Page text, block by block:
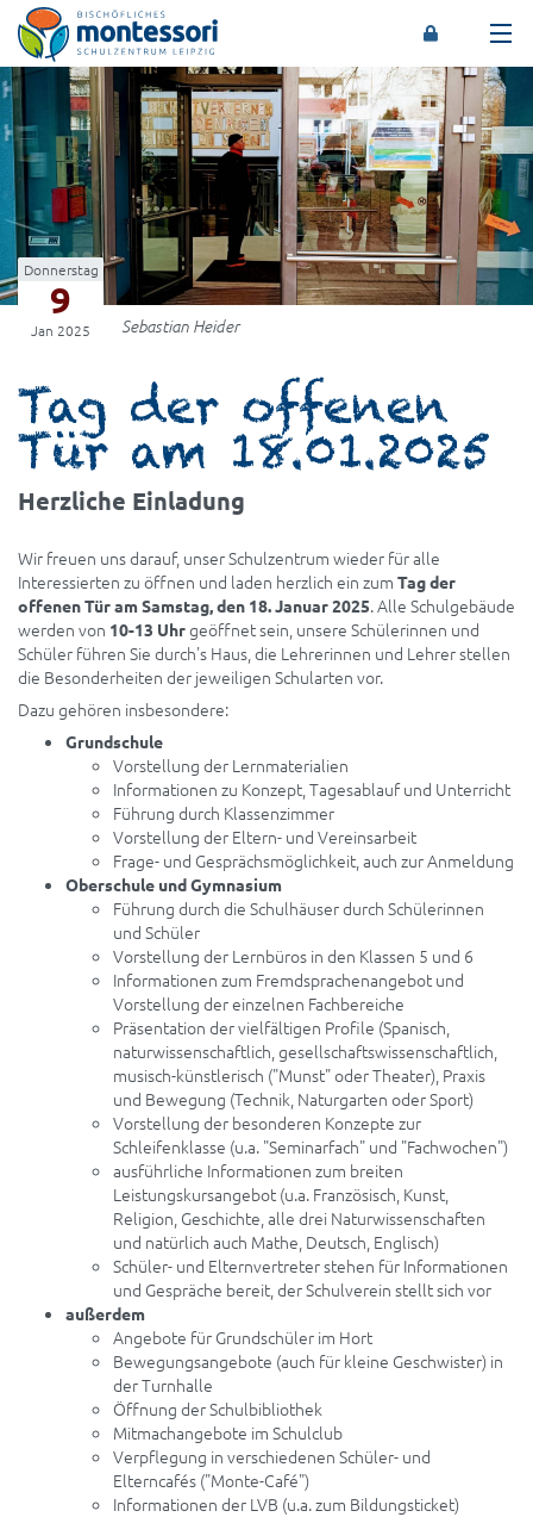
Montessori-Schulzentrum Leipzig
Donnerstag
9
Jan 2025 Sebastian Heider
Tag der offenen
Tür am 18.01.2025
Herzliche Einladung
Wir freuen uns darauf, unser Schulzentrum wieder für alle
Interessierten zu öffnen und laden herzlich ein zum Tag der
offenen Tür am Samstag, den 18. Januar 2025. Alle Schulgebäude
werden von 10-13 Uhrgeöffnet sein, unsere Schülerinnen und
Schüler führen Sie durch's Haus, die Lehrerinnen und Lehrer stellen
die Besonderheiten der jeweiligen Schularten vor.
Dazu gehören insbesondere:
Grundschule
Vorstellung der Lernmaterialien
Informationen zu Konzept, Tagesablauf und Unterricht
Führung durch Klassenzimmer
Vorstellung der Eltern- und Vereinsarbeit
Frage- und Gesprächsmöglichkeit, auch zur Anmeldung
Oberschule und Gymnasium
Führung durch die Schulhäuser durch Schülerinnen
und Schüler
Vorstellung der Lernbüros in den Klassen 5 und 6
Informationen zum Fremdsprachenangebot und
Vorstellung der einzelnen Fachbereiche
Präsentation der vielfältigen Profile (Spanisch,
naturwissenschaftlich, gesellschaftswissenschaftlich,
musisch-künstlerisch ("Munst" oder Theater), Praxis
und Bewegung (Technik, Naturgarten oder Sport)
Vorstellung der besonderen Konzepte zur
Schleifenklasse (u.a. "Seminarfach" und "Fachwochen")
ausführliche Informationen zum breiten
Leistungskursangebot (u.a. Französisch, Kunst,
Religion, Geschichte, alle drei Naturwissenschaften
und natürlich auch Mathe, Deutsch, Englisch)
Schüler- und Elternvertreter stehen für Informationen
und Gespräche bereit, der Schulverein stellt sich vor
außerdem
Angebote für Grundschüler im Hort
Bewegungsangebote (auch für kleine Geschwister) in
der Turnhalle
Öffnung der Schulbibliothek
Mitmachangebote im Schulclub
Verpflegung in verschiedenen Schüler- und
Elterncafés ("Monte-Café")
Informationen der LVB (u.a. zum Bildungsticket)